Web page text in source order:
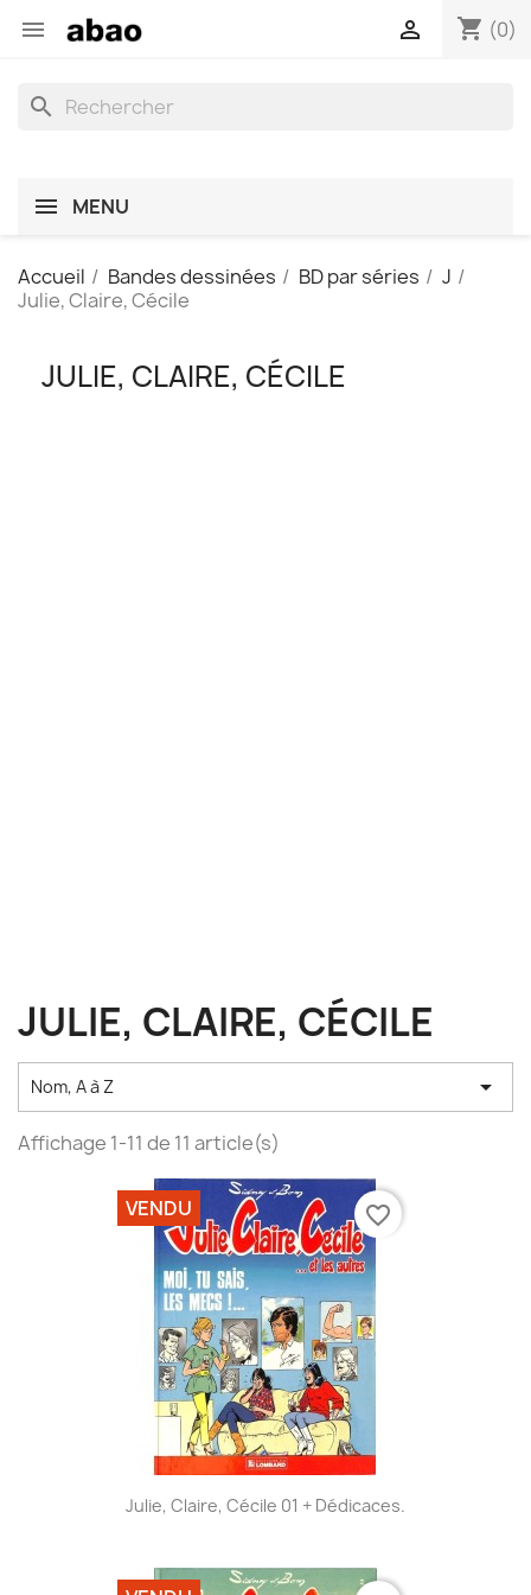
 shopping_cart (0)

search
MENU
Accueil Bandes dessinées BD par séries
J
Julie, Claire, Cécile
JULIE, CLAIRE, CÉCILE
JULIE, CLAIRE, CÉCILE
Nom, A à Z 
Affichage 1-11 de 11 article(s)
Julie, Claire, Cécile 01 + Dédicaces.
VENDU favorite_border